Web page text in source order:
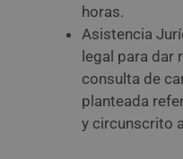
horas.
Asistencia
legal para dar
consulta de
planteada
y circunscrito